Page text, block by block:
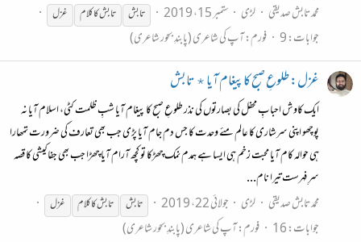
محمد تابش صدیقی
لڑی ستمبر 15، 2019 تابش تابشکاکلام غزل
جوابات: 9 فورم:آپ کی شاعری (پابندِ بحور شاعری)
غزل: طلوعِ صبح کا پیغام آیا ٭ تابش
ایک کاوش احبابِ محفل کی بصارتوں کی نذر طلوعِ صبح کا پیغام آیا شبِ ظلمت کٹی، اسلام آیا نہ
پوچھو اپنی سرشاری کا عالم مئے وحدت کا جس دم جام آیا پڑی جب بھی تعارف کی ضرورت تمھارا
ہی حوالہ کام آیا محبت زخم ہی ایسا ہے ہمدم نمک چھڑکا تو کچھ آرام آیا چھڑا جب بھی جفا کیشی کا قصہ
سرِ فہرست تیرا نام...
محمد تابش صدیقی
لڑی جولائی 22، 2019 تابش تابشکاکلام غزل
جوابات: 16 فورم:آپ کی شاعری (پابندِ بحور شاعری)